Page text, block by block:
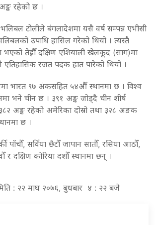
रहेको छ ।
टोलीले बंगलादेशमा यसै वर्ष सम्पन्न एभीसी
उपाधि हासिल गरेको थियो । त्यस्तै
तेह्रौँ दक्षिण एशियाली खेलकूद (साग)मा
एतिहासिक रजत पदक हात पारेको थियो ।
भारत ९७ अंकसहित ५४औँ स्थानमा छ । विश्व
भने चीन छ । ३९१ अङ्क जोड्दै चीन शीर्ष
अङ्क रहेको अमेरिका दोस्रो तथा ३२८ अङक
छ ।
पाँचौँ, सर्विया छैटौँ जापान सातौँ, रसिया आठौँ,
र दक्षिण कोरिया दशौँ स्थानमा छन् ।
: २२ माघ २०७६, बुधबार ४ : २२ बजे